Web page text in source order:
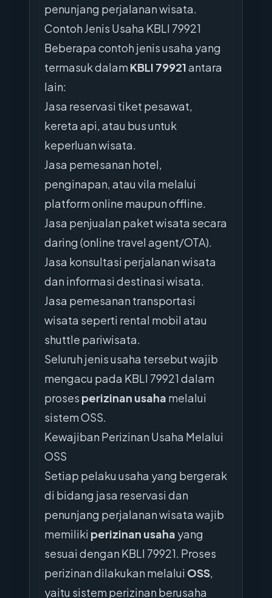
penunjang perjalanan wisata.
Contoh Jenis Usaha KBLI 79921
Beberapa contoh jenis usaha yang
termasuk dalam KBLI 79921antara
lain:
Jasa reservasi tiket pesawat,
kereta api, atau bus untuk
keperluan wisata.
Jasa pemesanan hotel,
penginapan, atau vila melalui
platform online maupun offline.
Jasa penjualan paket wisata secara
daring (online travel agent/OTA).
Jasa konsultasi perjalanan wisata
dan informasi destinasi wisata.
Jasa pemesanan transportasi
wisata seperti rental mobil atau
shuttle pariwisata.
Seluruh jenis usaha tersebut wajib
mengacu pada KBLI 79921 dalam
proses perizinan usaha melalui
sistem OSS.
Kewajiban Perizinan Usaha Melalui
OSS
Setiap pelaku usaha yang bergerak
di bidang jasa reservasi dan
penunjang perjalanan wisata wajib
memiliki perizinan usaha yang
sesuai dengan KBLI 79921. Proses
perizinan dilakukan melalui OSS,
yaitu sistem perizinan berusaha